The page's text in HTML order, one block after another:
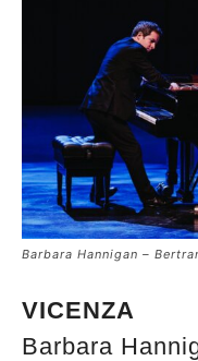
Barbara Hannigan –
VICENZA
Barbara